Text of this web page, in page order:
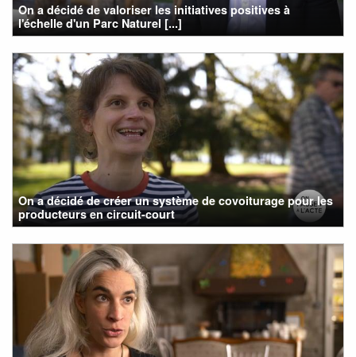
On a décidé de valoriser les initiatives positives à
l'échelle d'un Parc Naturel [...]
On a décidé de créer un système de covoiturage pour les
producteurs en circuit-court